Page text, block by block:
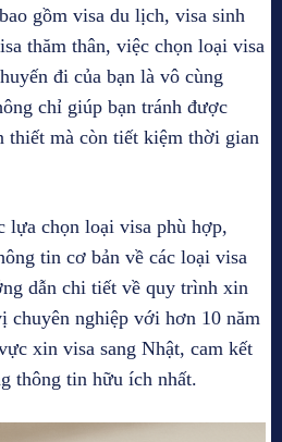
gồm visa du lịch, visa sinh
thăm thân, việc chọn loại visa
đi của bạn là vô cùng
chỉ giúp bạn tránh được
thiết mà còn tiết kiệm thời gian
lựa chọn loại visa phù hợp,
tin cơ bản về các loại visa
dẫn chi tiết về quy trình xin
chuyên nghiệp với hơn 10 năm
xin visa sang Nhật, cam kết
thông tin hữu ích nhất.